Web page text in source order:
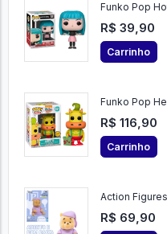
Funko Pop
R$ 39,90
Carrinho
Funko Pop
R$ 116,90
Carrinho
Action
R$ 69,90